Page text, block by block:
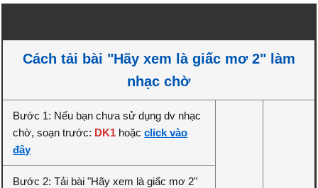
Cách tải bài "Hãy xem là giấc mơ 2" làm
nhạc chờ
Bước 1: Nếu bạn chưa sử dụng dv nhạc
chờ, soạn trước: DK1 hoặcclick vào
đây
Bước 2: Tải bài "Hãy xem là giấc mơ 2"